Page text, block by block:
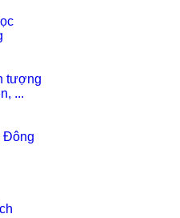
tượng
...
Đông